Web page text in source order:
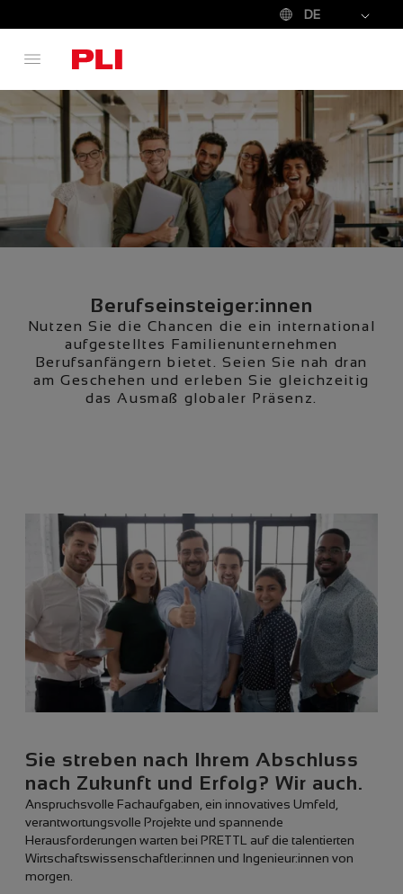
DE
Berufseinsteiger:innen
Nutzen Sie die Chancen die ein international
aufgestelltes Familienunternehmen
Berufsanfängern bietet. Seien Sie nah dran
am Geschehen und erleben Sie gleichzeitig
das Ausmaß globaler Präsenz.
Sie streben nach Ihrem Abschluss
nach Zukunft und Erfolg? Wir auch.
Anspruchsvolle Fachaufgaben, ein innovatives Umfeld,
verantwortungsvolle Projekte und spannende
Herausforderungen warten bei PRETTL auf die talentierten
Wirtschaftswissenschaftler:innen und Ingenieur:innen von
morgen.